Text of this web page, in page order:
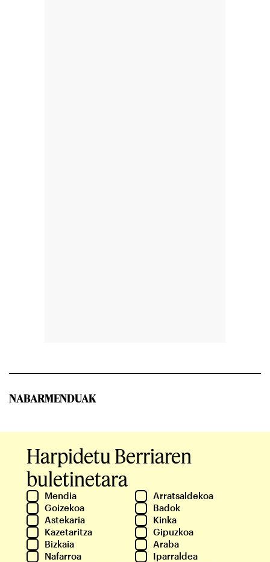
NABARMENDUAK
Harpidetu Berriaren
buletinetara
Mendia
Arratsaldekoa
Goizekoa
Badok
Astekaria
Kinka
Kazetaritza
Gipuzkoa
Bizkaia
Araba
Nafarroa
Iparraldea